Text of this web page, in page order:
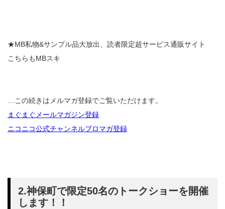
★MB私物&サンプル品大放出、読者限定超サービス通販サイト
こちらもMBスキ
…この続きはメルマガ登録でご覧いただけます。
まぐまぐメールマガジン登録
ニコニコ公式チャンネルブロマガ登録
2.神保町で限定50名のトークショーを開催
します！！